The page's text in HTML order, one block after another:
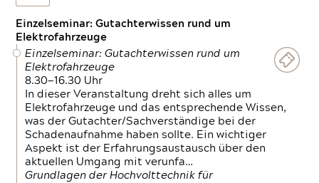
Einzelseminar: Gutachterwissen rund um
Elektrofahrzeuge
Einzelseminar: Gutachterwissen rund um
Elektrofahrzeuge
8.30—16.30 Uhr
In dieser Veranstaltung dreht sich alles um
Elektrofahrzeuge und das entsprechende Wissen,
was der Gutachter/Sachverständige bei der
Schadenaufnahme haben sollte. Ein wichtiger
Aspekt ist der Erfahrungsaustausch über den
aktuellen Umgang mit verunfa…
Grundlagen der Hochvolttechnik für